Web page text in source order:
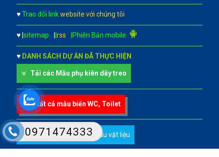
0971474333
♥ Trao đổi link website với chúng tôi
♥ |sitemap |rss |Phiên Bản mobile
♥ DANH SÁCH DỰ ÁN ĐÃ THỰC HIỆN
Tải các Mẫu phụ kiên dây treo
Xem tất cả mẫu biển WC, Toilet
Xem tất cả các mẫu màu vật liệu